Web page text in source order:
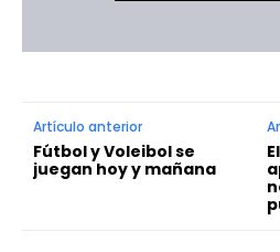
Artículo anterior
Fútbol y Voleibol se
juegan hoy y mañana